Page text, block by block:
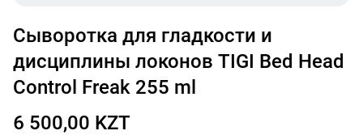
Сыворотка для гладкости и
дисциплины локонов TIGI Bed Head
Control Freak 255 ml
6 500,00 KZT